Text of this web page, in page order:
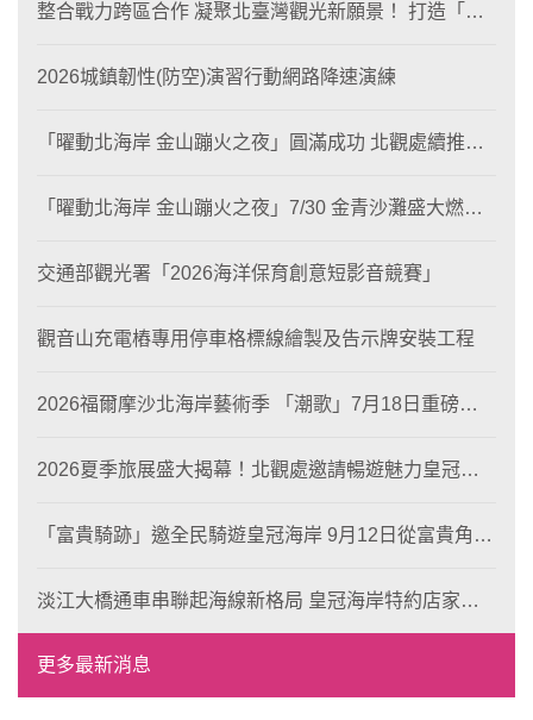
整合戰力跨區合作 凝聚北臺灣觀光新願景！ 打造「生
2026城鎮韌性(防空)演習行動網路降速演練
「曜動北海岸 金山蹦火之夜」圓滿成功 北觀處續推照
「曜動北海岸 金山蹦火之夜」7/30 金青沙灘盛大燃
交通部觀光署「2026海洋保育創意短影音競賽」
觀音山充電樁專用停車格標線繪製及告示牌安裝工程
2026福爾摩沙北海岸藝術季 「潮歌」7月18日重磅登
2026夏季旅展盛大揭幕！北觀處邀請暢遊魅力皇冠海
「富貴騎跡」邀全民騎遊皇冠海岸 9月12日從富貴角出
淡江大橋通車串聯起海線新格局 皇冠海岸特約店家、
風格形塑即日起開放報名
更多最新消息